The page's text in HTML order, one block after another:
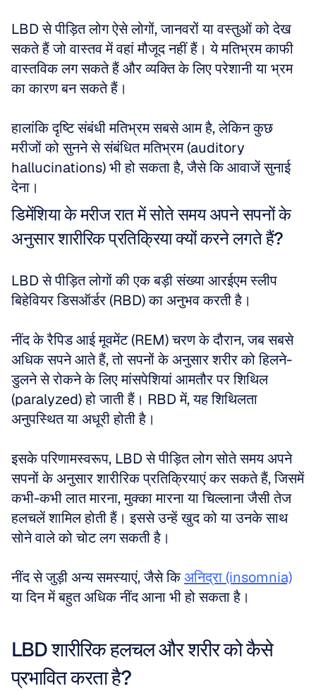
LBD से पीड़ित लोग ऐसे लोगों, जानवरों या वस्तुओं को देख
सकते हैं जो वास्तव में वहां मौजूद नहीं हैं। ये मतिभ्रम काफी
वास्तविक लग सकते हैं और व्यक्ति के लिए परेशानी या भ्रम
का कारण बन सकते हैं।
हालांकि दृष्टि संबंधी मतिभ्रम सबसे आम है, लेकिन कुछ
मरीजों को सुनने से संबंधित मतिभ्रम (auditory
hallucinations) भी हो सकता है, जैसे कि आवाजें सुनाई
देना।
डिमेंशिया के मरीज रात में सोते समय अपने सपनों के
अनुसार शारीरिक प्रतिक्रिया क्यों करने लगते हैं?
LBD से पीड़ित लोगों की एक बड़ी संख्या आरईएम स्लीप
बिहेवियर डिसऑर्डर (RBD) का अनुभव करती है।
नींद के रैपिड आई मूवमेंट (REM) चरण के दौरान, जब सबसे
अधिक सपने आते हैं, तो सपनों के अनुसार शरीर को हिलने-
डुलने से रोकने के लिए मांसपेशियां आमतौर पर शिथिल
(paralyzed) हो जाती हैं। RBD में, यह शिथिलता
अनुपस्थित या अधूरी होती है।
इसके परिणामस्वरूप, LBD से पीड़ित लोग सोते समय अपने
सपनों के अनुसार शारीरिक प्रतिक्रियाएं कर सकते हैं, जिसमें
कभी-कभी लात मारना, मुक्का मारना या चिल्लाना जैसी तेज
हलचलें शामिल होती हैं। इससे उन्हें खुद को या उनके साथ
सोने वाले को चोट लग सकती है।
नींद से जुड़ी अन्य समस्याएं, जैसे कि अनिद्रा (insomnia)
या दिन में बहुत अधिक नींद आना भी हो सकता है।
LBD शारीरिक हलचल और शरीर को कैसे
प्रभावित करता है?